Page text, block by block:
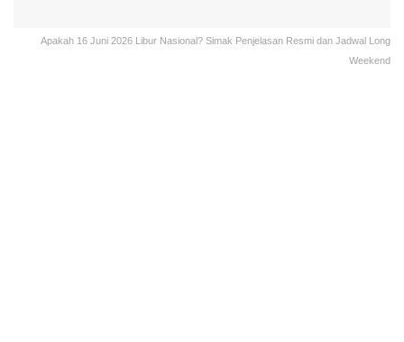
Apakah 16 Juni 2026 Libur Nasional? Simak Penjelasan Resmi dan Jadwal Long
Weekend